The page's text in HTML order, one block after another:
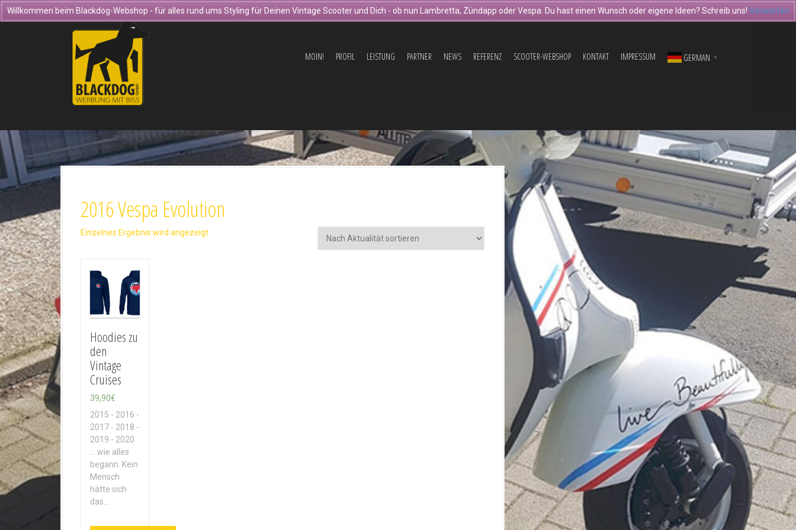
Willkommen beim Blackdog-Webshop - für alles rund ums Styling für Deinen Vintage Scooter und Dich - ob nun Lambretta, Zündapp oder Vespa. Du hast einen Wunsch oder eigene Ideen? Schreib uns! Verwerfen
D
n
h
a
t
MOIN! PROFIL LEISTUNG PARTNER NEWS REFERENZ SCOOTER-WEBSHOP KONTAKT IMPRESSUM GERMAN ▼
2016 Vespa Evolution
Einzelnes Ergebnis wird angezeigt
Hoodies zu
den
Vintage
Cruises
39,90€
2015 - 2016 -
2017 - 2018 -
2019 - 2020
... wie alles
begann. Kein
Mensch
hätte sich
das…